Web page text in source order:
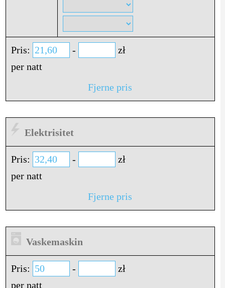
Pris: -
zł
per natt
Fjerne pris
Elektrisitet
Pris: -
zł
per natt
Fjerne pris
Vaskemaskin
Pris: -
zł
per natt